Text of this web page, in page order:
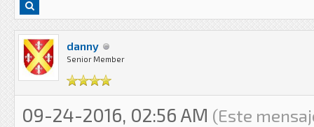
danny
Senior Member
09-24-2016, 02:56 AM (Este